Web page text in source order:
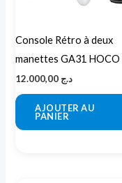
Console Rétro à deux
manettes GA31 HOCO
د.ج
AJOUTER AU
PANIER